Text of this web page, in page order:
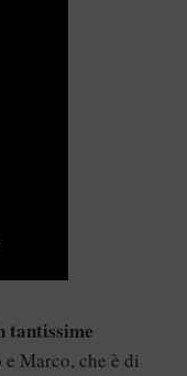
tantissime
Marco, che è di